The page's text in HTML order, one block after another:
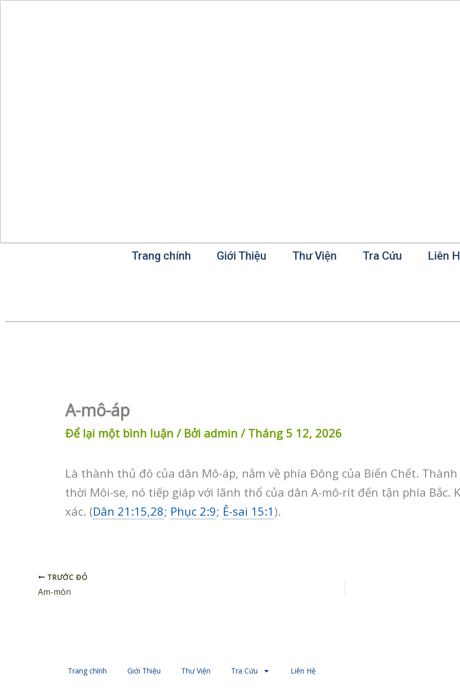
Trang chính Giới Thiệu Thư Viện Tra Cứu Liên
A-mô-áp
Để lại một bình luận / Bởi admin / Tháng 5 12, 2026
Là thành thủ đô của dân Mô-áp, nằm về phía Đông của Biển Chết.
thời Môi-se, nó tiếp giáp với lãnh thổ của dân A-mô-rít đến tận phía Bắc.
xác. (Dân 21:15,28; Phục 2:9; Ê-sai 15:1 ).
TRƯỚC ĐÓ
Am-môn
Trang chính Giới Thiệu Thư Viện Tra Cứu Liên Hệ